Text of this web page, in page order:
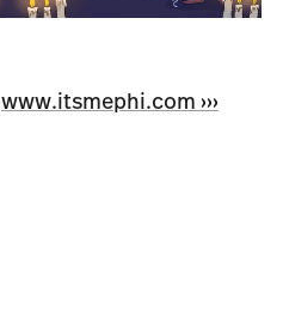
www.itsmephi.com